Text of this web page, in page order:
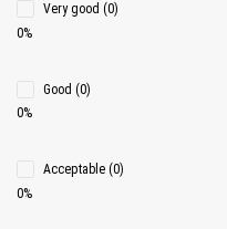
Very good (0)
0%
Good (0)
0%
Acceptable (0)
0%